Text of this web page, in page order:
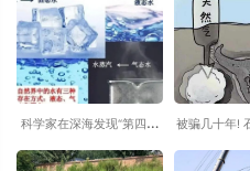
科学家在深海发现“第四种
态、液态和气态
被骗几十年!